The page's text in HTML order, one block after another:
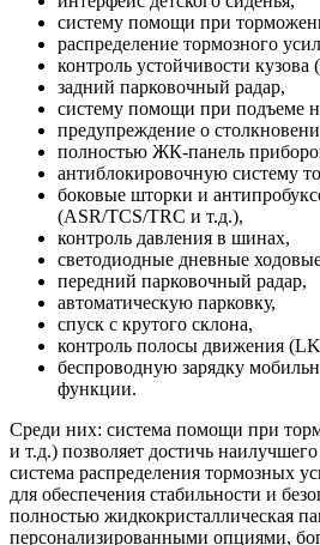
систему помощи при
распределение тормозного
контроль устойчивости
задний парковочный радар,
систему помощи при подъеме
предупреждение о
полностью ЖК-панель
антиблокировочную систему
боковые шторки и
(ASR/TCS/TRC и т.д.),
контроль давления в шинах,
светодиодные дневные
передний парковочный радар,
автоматическую парковку,
спуск с крутого склона,
контроль полосы движения
беспроводную зарядку
функции.
Среди них: система помощи при
и т.д.) позволяет достичь
система распределения тормозных
для обеспечения стабильности и
полностью жидкокристаллическая
персонализированными опциями,